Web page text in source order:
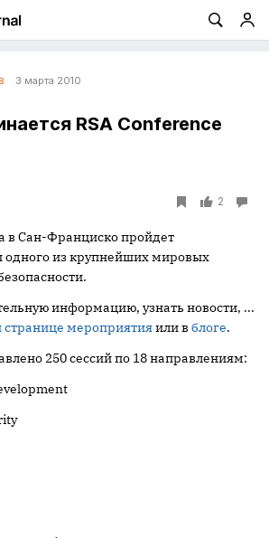
3 марта 2010
RSA Conference
2
в Сан-Франциско пройдет
одного из крупнейших мировых
информацию, узнать новости, ...
странице мероприятияили в блоге.
250 сессий по 18 направлениям: